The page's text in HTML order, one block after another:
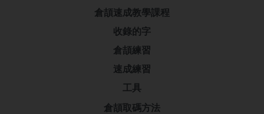
倉頡速成教學課程
收錄的字
倉頡練習
速成練習
工具
倉頡取碼方法